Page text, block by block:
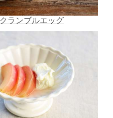
ランブルエッグ